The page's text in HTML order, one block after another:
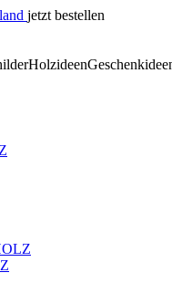
jetzt bestellen
Holzideen